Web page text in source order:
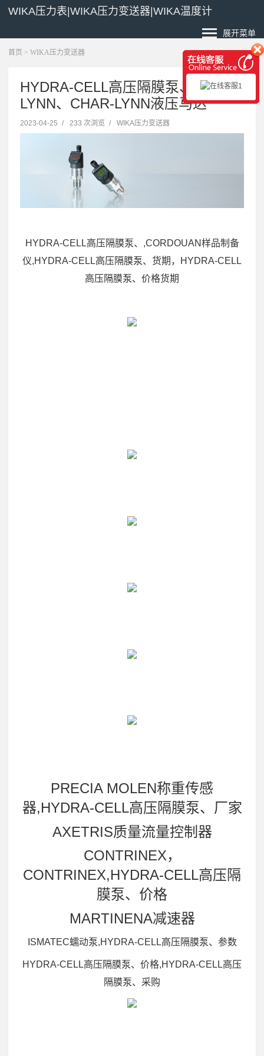
WIKA压力表|WIKA压力变送器|WIKA温度计
展开菜单
首页 > WIKA压力变送器
HYDRA-CELL高压隔膜泵、,CHAR-
LYNN、CHAR-LYNN液压马达
2023-04-25 / 233 次浏览 / WIKA压力变送器
HYDRA-CELL高压隔膜泵、,CORDOUAN样品制备
仪,HYDRA-CELL高压隔膜泵、货期，HYDRA-CELL
高压隔膜泵、价格货期
PRECIA MOLEN称重传感
器,HYDRA-CELL高压隔膜泵、厂家
AXETRIS质量流量控制器
CONTRINEX，
CONTRINEX,HYDRA-CELL高压隔
膜泵、价格
MARTINENA减速器
ISMATEC蠕动泵,HYDRA-CELL高压隔膜泵、参数
HYDRA-CELL高压隔膜泵、价格,HYDRA-CELL高压
隔膜泵、采购